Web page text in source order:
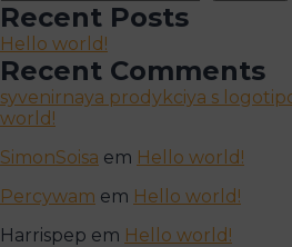
Recent Posts
Hello world!
Recent Comments
syvenirnaya prodykciya s
world!
SimonSoisa em Hello world!
Percywam em Hello world!
Harrispep em Hello world!